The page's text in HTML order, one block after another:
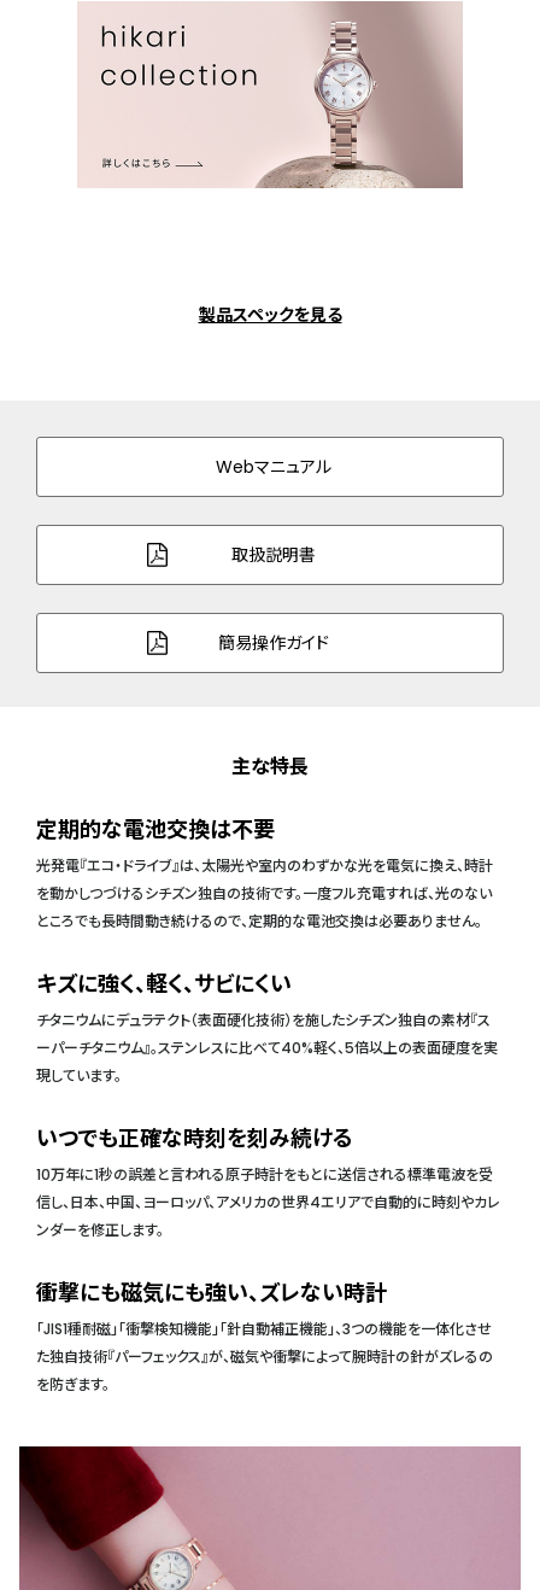
製品スペックを見る
Webマニュアル
取扱説明書
簡易操作ガイド
主な特長
定期的な電池交換は不要
光発電『エコ・ドライブ』は、太陽光や室内のわずかな光を電気に換え、時計
を動かしつづけるシチズン独自の技術です。一度フル充電すれば、光のない
ところでも長時間動き続けるので、定期的な電池交換は必要ありません。
キズに強く、軽く、サビにくい
チタニウムにデュラテクト（表面硬化技術）を施したシチズン独自の素材『ス
ーパーチタニウム』。ステンレスに比べて40%軽く、5倍以上の表面硬度を実
現しています。
いつでも正確な時刻を刻み続ける
10万年に1秒の誤差と言われる原子時計をもとに送信される標準電波を受
信し、日本、中国、ヨーロッパ、アメリカの世界4エリアで自動的に時刻やカレ
ンダーを修正します。
衝撃にも磁気にも強い、ズレない時計
「JIS1種耐磁」「衝撃検知機能」「針自動補正機能」、3つの機能を一体化させ
た独自技術『パーフェックス』が、磁気や衝撃によって腕時計の針がズレるの
を防ぎます。